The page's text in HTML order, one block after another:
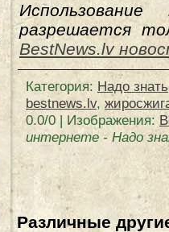
разрешается
BestNews.lv
Категория: Надо знать
bestnews.lv,
0.0/0 | Изображения:
интернете - Надо
Различные